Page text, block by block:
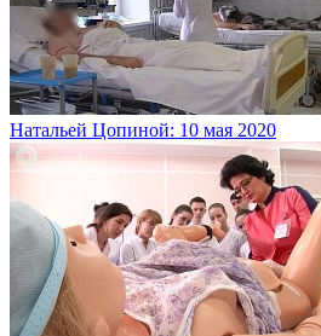
Натальей Цопиной: 10 мая 2020